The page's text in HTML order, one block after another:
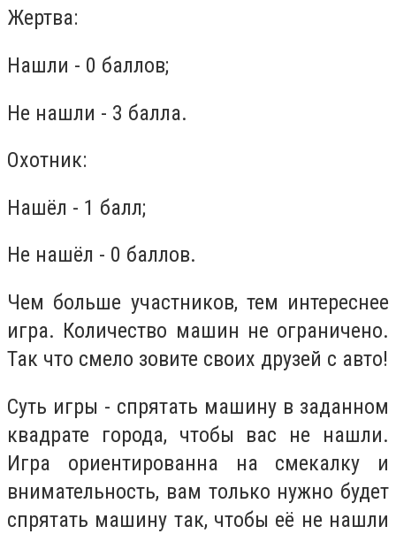
Жертва:
Нашли - 0 баллов;
Не нашли - 3 балла.
Охотник:
Нашёл - 1 балл;
Не нашёл - 0 баллов.
Чем больше участников, тем интереснее
игра. Количество машин не ограничено.
Так что смело зовите своих друзей с авто!
Суть игры - спрятать машину в заданном
квадрате города, чтобы вас не нашли.
Игра ориентированна на смекалку и
внимательность, вам только нужно будет
спрятать машину так, чтобы её не нашли